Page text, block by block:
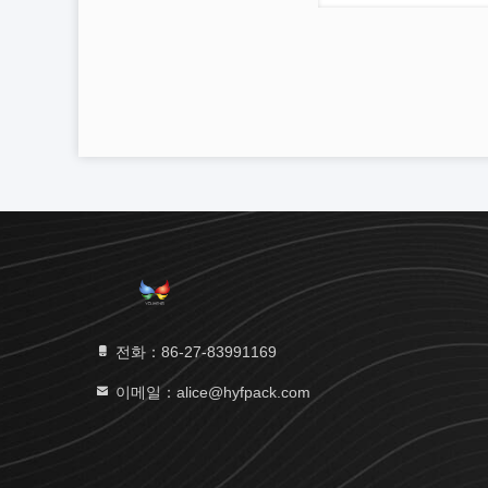
전화：86-27-83991169
이메일：alice@hyfpack.com